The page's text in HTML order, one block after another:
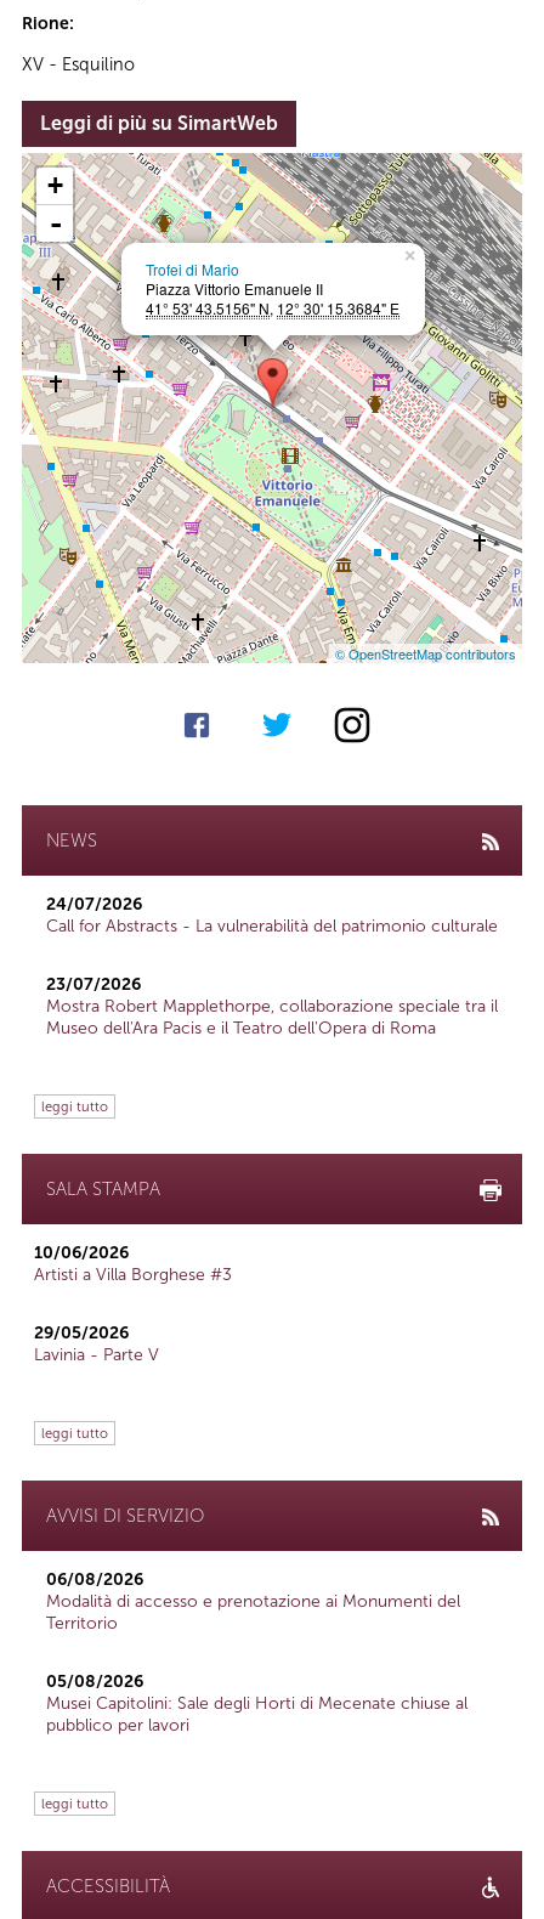
Rione:
XV - Esquilino
Leggi di più su SimartWeb
×
Trofei di Mario
Piazza Vittorio Emanuele II
41° 53' 43.5156" N, 12° 30' 15.3684" E
+
-
© OpenStreetMap contributors
NEWS
24/07/2026
Call for Abstracts - La vulnerabilità del patrimonio culturale
23/07/2026
Mostra Robert Mapplethorpe, collaborazione speciale tra il
Museo dell'Ara Pacis e il Teatro dell'Opera di Roma
leggi tutto
SALA STAMPA
10/06/2026
Artisti a Villa Borghese #3
29/05/2026
Lavinia - Parte V
leggi tutto
AVVISI DI SERVIZIO
06/08/2026
Modalità di accesso e prenotazione ai Monumenti del
Territorio
05/08/2026
Musei Capitolini: Sale degli Horti di Mecenate chiuse al
pubblico per lavori
leggi tutto
ACCESSIBILITÀ